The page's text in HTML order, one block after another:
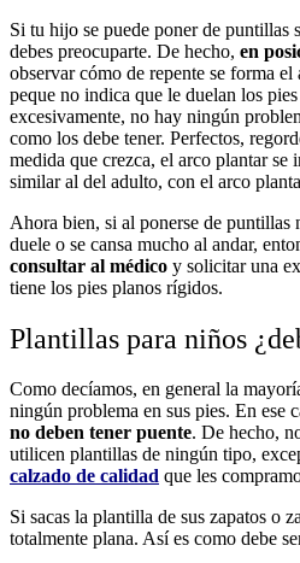
Si tu hijo se puede poner de puntillas
debes preocuparte. De hecho, en
observar cómo de repente se forma
peque no indica que le duelan los
excesivamente, no hay ningún
como los debe tener. Perfectos,
medida que crezca, el arco plantar se
similar al del adulto, con el arco
Ahora bien, si al ponerse de puntillas
duele o se cansa mucho al andar,
consultar al médico y solicitar una
tiene los pies planos rígidos.
Plantillas para niños
Como decíamos, en general la
ningún problema en sus pies. En ese
no deben tener puente. De hecho,
utilicen plantillas de ningún tipo,
calzado de calidad que les
Si sacas la plantilla de sus zapatos o
totalmente plana. Así es como debe